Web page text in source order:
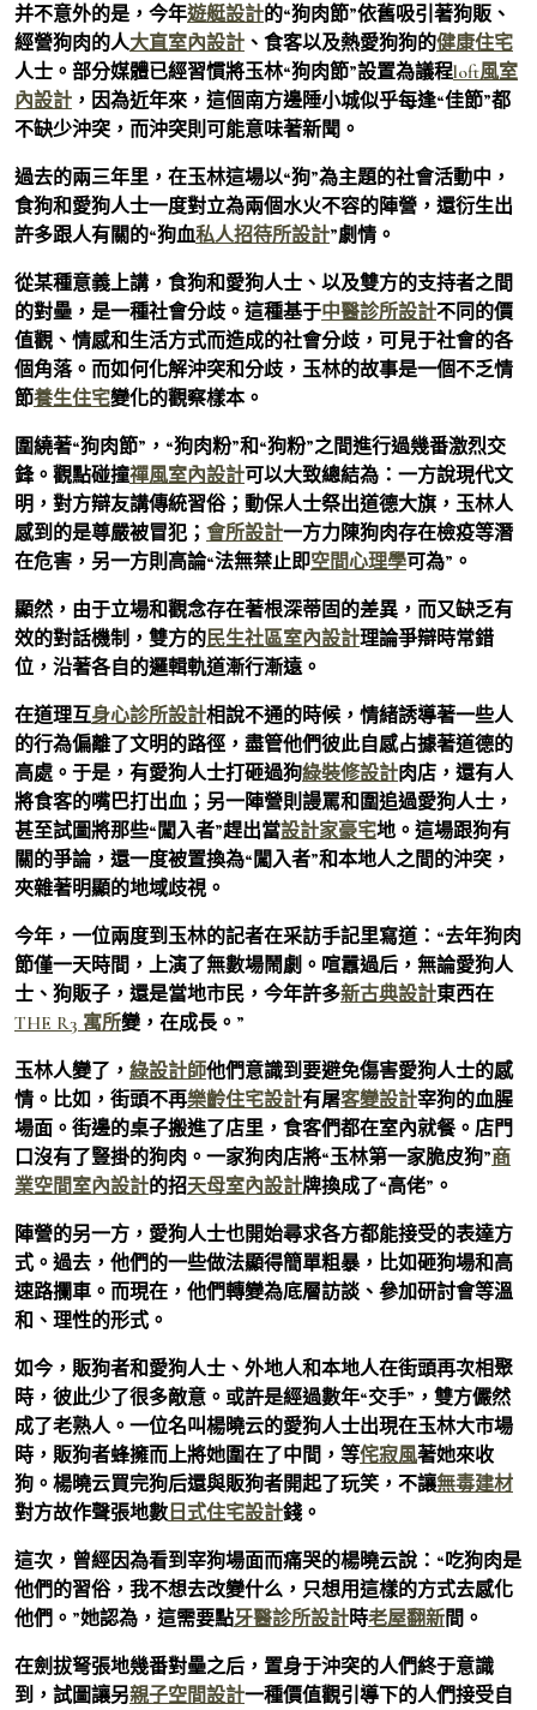
并不意外的是，今年遊艇設計的“狗肉節”依舊吸引著狗販、
經營狗肉的人大直室內設計 、食客以及熱愛狗狗的健康住宅
人士。部分媒體已經習慣將玉林“狗肉節”設置為議程loft風室
內設計 ，因為近年來，這個南方邊陲小城似乎每逢“佳節”都
不缺少沖突，而沖突則可能意味著新聞。
過去的兩三年里，在玉林這場以“狗”為主題的社會活動中，
食狗和愛狗人士一度對立為兩個水火不容的陣營，還衍生出
許多跟人有關的“狗血私人招待所設計”劇情。
從某種意義上講，食狗和愛狗人士、以及雙方的支持者之間
的對壘，是一種社會分歧。這種基于中醫診所設計不同的價
值觀、情感和生活方式而造成的社會分歧，可見于社會的各
個角落。而如何化解沖突和分歧，玉林的故事是一個不乏情
節養生住宅變化的觀察樣本。
圍繞著“狗肉節”，“狗肉粉”和“狗粉”之間進行過幾番激烈交
鋒。觀點碰撞禪風室內設計可以大致總結為：一方說現代文
明，對方辯友講傳統習俗；動保人士祭出道德大旗，玉林人
感到的是尊嚴被冒犯； 會所設計一方力陳狗肉存在檢疫等潛
在危害，另一方則高論“法無禁止即空間心理學可為”。
顯然，由于立場和觀念存在著根深蒂固的差異，而又缺乏有
效的對話機制，雙方的民生社區室內設計理論爭辯時常錯
位，沿著各自的邏輯軌道漸行漸遠。
在道理互身心診所設計相說不通的時候，情緒誘導著一些人
的行為偏離了文明的路徑，盡管他們彼此自感占據著道德的
高處。于是，有愛狗人士打砸過狗綠裝修設計肉店，還有人
將食客的嘴巴打出血；另一陣營則謾罵和圍追過愛狗人士，
甚至試圖將那些“闖入者”趕出當設計家豪宅地。這場跟狗有
關的爭論，還一度被置換為“闖入者”和本地人之間的沖突，
夾雜著明顯的地域歧視。
今年，一位兩度到玉林的記者在采訪手記里寫道：“去年狗肉
節僅一天時間，上演了無數場鬧劇。喧囂過后，無論愛狗人
士、狗販子，還是當地市民，今年許多新古典設計東西在
THE R3 寓所變，在成長。”
玉林人變了， 綠設計師他們意識到要避免傷害愛狗人士的感
情。比如，街頭不再樂齡住宅設計有屠客變設計宰狗的血腥
場面。街邊的桌子搬進了店里，食客們都在室內就餐。店門
口沒有了豎掛的狗肉。一家狗肉店將“玉林第一家脆皮狗”商
業空間室內設計的招天母室內設計牌換成了“高佬”。
陣營的另一方，愛狗人士也開始尋求各方都能接受的表達方
式。過去，他們的一些做法顯得簡單粗暴，比如砸狗場和高
速路攔車。而現在，他們轉變為底層訪談、參加研討會等溫
和、理性的形式。
如今，販狗者和愛狗人士、外地人和本地人在街頭再次相聚
時，彼此少了很多敵意。或許是經過數年“交手”，雙方儼然
成了老熟人。一位名叫楊曉云的愛狗人士出現在玉林大市場
時，販狗者蜂擁而上將她圍在了中間，等侘寂風著她來收
狗。楊曉云買完狗后還與販狗者開起了玩笑，不讓無毒建材
對方故作聲張地數 日式住宅設計錢。
這次，曾經因為看到宰狗場面而痛哭的楊曉云說：“吃狗肉是
他們的習俗，我不想去改變什么，只想用這樣的方式去感化
他們。”她認為，這需要點牙醫診所設計時老屋翻新間。
在劍拔弩張地幾番對壘之后，置身于沖突的人們終于意識
到，試圖讓另親子空間設計一種價值觀引導下的人們接受自